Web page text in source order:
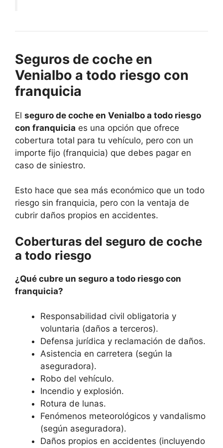
Seguros de coche en
Venialbo a todo riesgo con
franquicia
El seguro de coche en Venialbo a todo riesgo
con franquicia es una opción que ofrece
cobertura total para tu vehículo, pero con un
importe fijo (franquicia) que debes pagar en
caso de siniestro.
Esto hace que sea más económico que un todo
riesgo sin franquicia, pero con la ventaja de
cubrir daños propios en accidentes.
Coberturas del seguro de coche
a todo riesgo
¿Qué cubre un seguro a todo riesgo con
franquicia?
Responsabilidad civil obligatoria y
voluntaria (daños a terceros).
Defensa jurídica y reclamación de daños.
Asistencia en carretera (según la
aseguradora).
Robo del vehículo.
Incendio y explosión.
Rotura de lunas.
Fenómenos meteorológicos y vandalismo
(según aseguradora).
Daños propios en accidentes (incluyendo